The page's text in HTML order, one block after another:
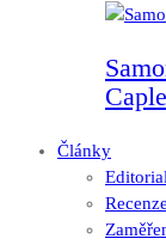
Články
Editorial
Recenze